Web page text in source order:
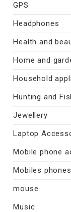
GPS
Headphones
Health and
Home and
Household
Hunting and
Jewellery
Laptop
Mobile phone
Mobiles
mouse
Music